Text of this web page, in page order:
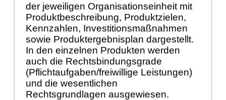
der jeweiligen Organisationseinheit mit
Produktbeschreibung, Produktzielen,
Kennzahlen, Investitionsmaßnahmen
sowie Produktergebnisplan dargestellt.
In den einzelnen Produkten werden
auch die Rechtsbindungsgrade
(Pflichtaufgaben/freiwillige Leistungen)
und die wesentlichen
Rechtsgrundlagen ausgewiesen.